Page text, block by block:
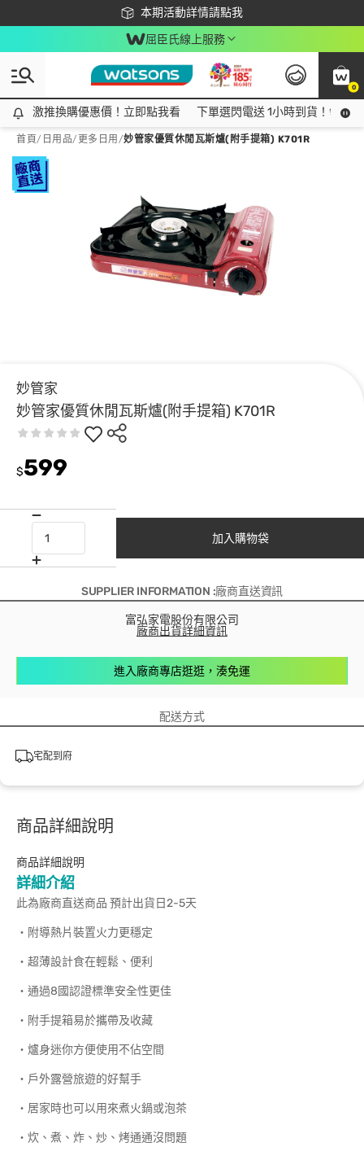
本期活動詳情請點我
下載app最高回饋$350
屈臣氏線上服務
0
激推換購優惠價！立即點我看
激推換購優惠價！立即點我看 下單選閃電送 1小時到貨！領神
首頁/ 日用品/ 更多日用 /妙管家優質休閒瓦斯爐(附手提箱) K701R
妙管家
妙管家優質休閒瓦斯爐(附手提箱) K701R
$599
加入購物袋
SUPPLIER INFORMATION :廠商直送資訊
富弘家電股份有限公司
廠商出貨詳細資訊
進入廠商專店逛逛，湊免運
配送方式
宅配到府
商品詳細說明
商品詳細說明
詳細介紹
此為廠商直送商品 預計出貨日2-5天
‧附導熱片裝置火力更穩定
‧超薄設計食在輕鬆、便利
‧通過8國認證標準安全性更佳
‧附手提箱易於攜帶及收藏
‧爐身迷你方便使用不佔空間
‧戶外露營旅遊的好幫手
‧居家時也可以用來煮火鍋或泡茶
‧炊、煮、炸、炒、烤通通沒問題